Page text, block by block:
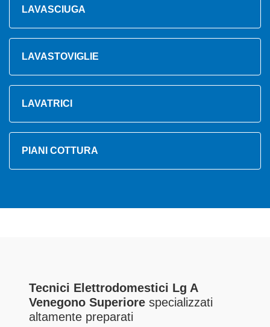
LAVASCIUGA
LAVASTOVIGLIE
LAVATRICI
PIANI COTTURA
Tecnici Elettrodomestici Lg A
Venegono Superiore specializzati
altamente preparati